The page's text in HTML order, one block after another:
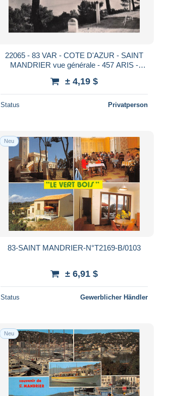
22065 - 83 VAR - COTE D'AZUR - SAINT
MANDRIER vue générale - 457 ARIS -
± 4,19 $
Status Privatperson
Neu
83-SAINT MANDRIER-N°T2169-B/0103
± 6,91 $
Status Gewerblicher Händler
Neu